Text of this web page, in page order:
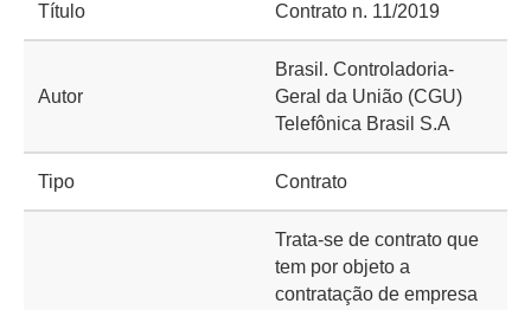
Título Contrato n. 11/2019
Autor
Brasil. Controladoria-
Geral da União (CGU)
Telefônica Brasil S.A
Tipo Contrato
Trata-se de contrato que
tem por objeto a
contratação de empresa